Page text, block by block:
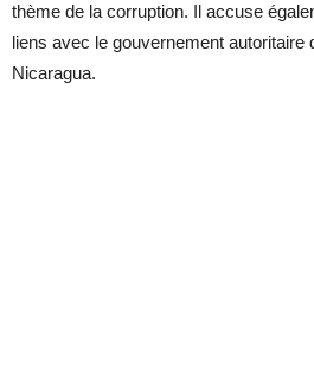
thème de la corruption. Il accuse
liens avec le gouvernement autoritaire
Nicaragua.